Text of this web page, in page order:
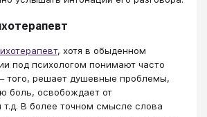
, хотя в обыденном
под психологом понимают часто
того, решает душевные проблемы,
боль, освобождает от
т.д. В более точном смысле слова